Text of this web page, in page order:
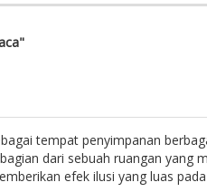
tempat penyimpanan
dari sebuah ruangan yang
efek ilusi yang luas